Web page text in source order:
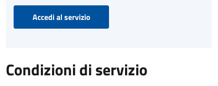
Accedi al servizio
Condizioni di servizio